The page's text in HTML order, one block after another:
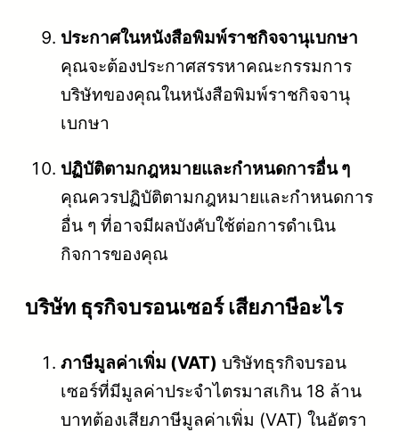
ประกาศในหนังสือพิมพ์ราชกิจจานุเบกษา
คุณจะต้องประกาศสรรหาคณะกรรมการ
บริษัทของคุณในหนังสือพิมพ์ราชกิจจานุ
เบกษา
ปฏิบัติตามกฎหมายและกำหนดการอื่น ๆ
คุณควรปฏิบัติตามกฎหมายและกำหนดการ
อื่น ๆ ที่อาจมีผลบังคับใช้ต่อการดำเนิน
กิจการของคุณ
บริษัท ธุรกิจบรอนเซอร์ เสียภาษีอะไร
ภาษีมูลค่าเพิ่ม (VAT) บริษัทธุรกิจบรอน
เซอร์ที่มีมูลค่าประจำไตรมาสเกิน 18 ล้าน
บาทต้องเสียภาษีมูลค่าเพิ่ม (VAT) ในอัตรา